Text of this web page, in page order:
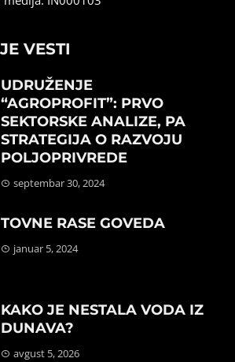
VESTI
UDRUŽENJE
“AGROPROFIT”: PRVO
SEKTORSKE ANALIZE, PA
STRATEGIJA O RAZVOJU
POLJOPRIVREDE
septembar 30, 2024
TOVNE RASE GOVEDA
januar 5, 2024
KAKO JE NESTALA VODA IZ
DUNAVA?
avgust 5, 2026